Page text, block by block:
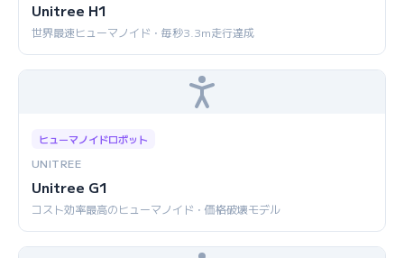
Unitree H1
世界最速ヒューマノイド・毎秒3.3m走行達成
ヒューマノイドロボット
UNITREE
Unitree G1
コスト効率最高のヒューマノイド・価格破壊モデル